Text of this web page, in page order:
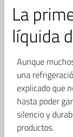
La
líquida
Aunque
una
explicado que
hasta poder
silencio y
productos.